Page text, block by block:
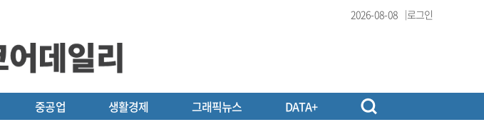
2026-08-08 로그인
중공업 생활경제 그래픽뉴스 DATA+